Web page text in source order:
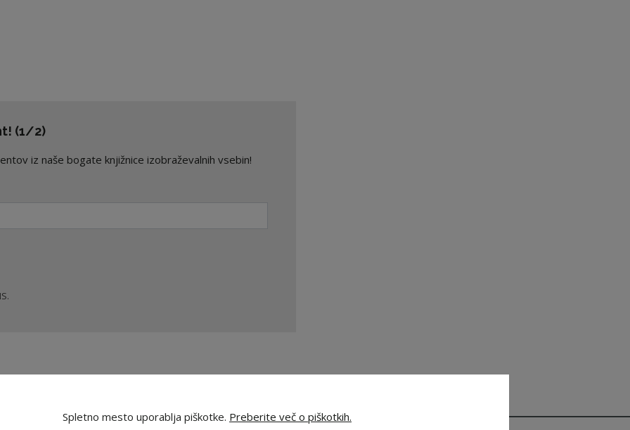
(1/2)
iz naše bogate knjižnice izobraževalnih vsebin!
Spletno mesto uporablja piškotke. Preberite več o piškotkih.